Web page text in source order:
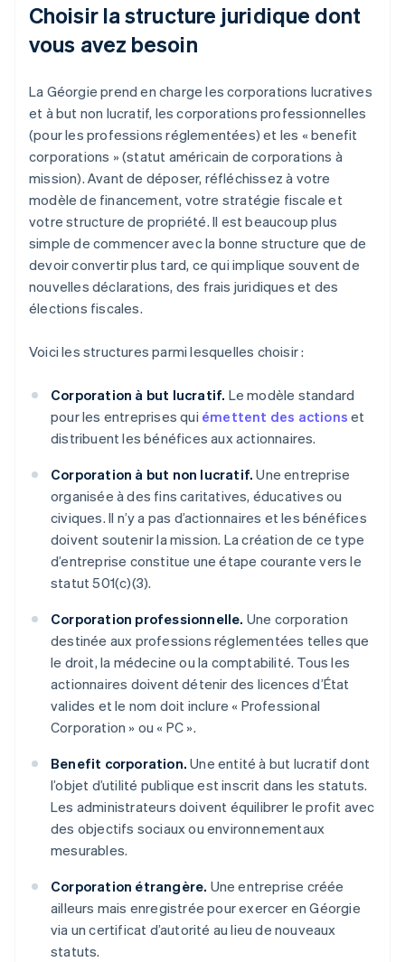
Choisir la structure juridique dont
vous avez besoin
La Géorgie prend en charge les corporations lucratives
et à but non lucratif, les corporations professionnelles
(pour les professions réglementées) et les « benefit
corporations » (statut américain de corporations à
mission). Avant de déposer, réfléchissez à votre
modèle de financement, votre stratégie fiscale et
votre structure de propriété. Il est beaucoup plus
simple de commencer avec la bonne structure que de
devoir convertir plus tard, ce qui implique souvent de
nouvelles déclarations, des frais juridiques et des
élections fiscales.
Voici les structures parmi lesquelles choisir :
Corporation à but lucratif. Le modèle standard
pour les entreprises qui émettent des actions et
distribuent les bénéfices aux actionnaires.
Corporation à but non lucratif. Une entreprise
organisée à des fins caritatives, éducatives ou
civiques. Il n’y a pas d’actionnaires et les bénéfices
doivent soutenir la mission. La création de ce type
d’entreprise constitue une étape courante vers le
statut 501(c)(3).
Corporation professionnelle. Une corporation
destinée aux professions réglementées telles que
le droit, la médecine ou la comptabilité. Tous les
actionnaires doivent détenir des licences d’État
valides et le nom doit inclure « Professional
Corporation » ou « PC ».
Benefit corporation. Une entité à but lucratif dont
l’objet d’utilité publique est inscrit dans les statuts.
Les administrateurs doivent équilibrer le profit avec
des objectifs sociaux ou environnementaux
mesurables.
Corporation étrangère. Une entreprise créée
ailleurs mais enregistrée pour exercer en Géorgie
via un certificat d’autorité au lieu de nouveaux
statuts.